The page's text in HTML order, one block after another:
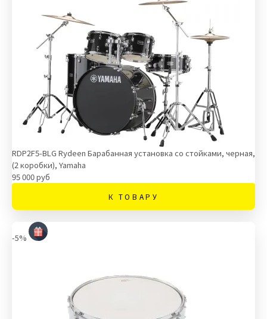
RDP2F5-BLG Rydeen Барабанная установка со стойками, черная,
(2 коробки), Yamaha
95 000 руб
К ТОВАРУ
-5%